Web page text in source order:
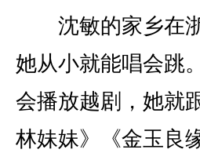
沈敏的家乡在浙
她从小就能唱会跳
会播放越剧，她就
林妹妹》《金玉良